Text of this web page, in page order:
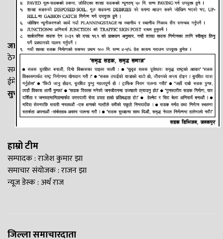
जानकी न्यूज नेटवर्क
ठेगाना: लक्ष्मीनियाँ -७, मधेश प्रदेश
सम्पर्क नं. : +977-9844100829
ईमेल:Madheshtopnews@gmail.com
सुचना विभाग दर्ता नं. २५४०/२०७७/७८
हाम्रो टीम
सम्पादक : राजेश कुमार झा
समाचार संयोजक : राजन झा
न्यूज डेस्क : अर्थ राज
जिल्ला समाचारदाता